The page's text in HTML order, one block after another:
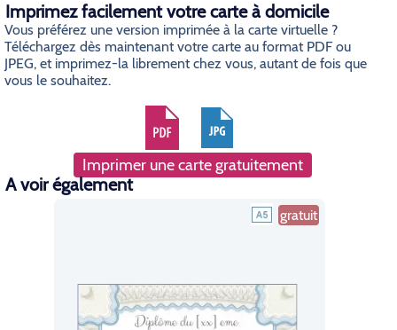
Imprimez facilement votre carte à domicile
Vous préférez une version imprimée à la carte virtuelle ?
Téléchargez dès maintenant votre carte au format PDF ou
JPEG, et imprimez-la librement chez vous, autant de fois que
vous le souhaitez.
Imprimer une carte gratuitement
A voir également
gratuit